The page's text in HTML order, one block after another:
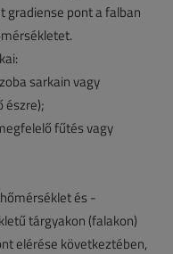
gradiense pont a falban
sarkain vagy
észre);
fűtés vagy
és -
tárgyakon (falakon)
elérése következtében,